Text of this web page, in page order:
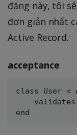
đăng này, tôi
đơn giản nhất
Active Record.
acceptance
class User <